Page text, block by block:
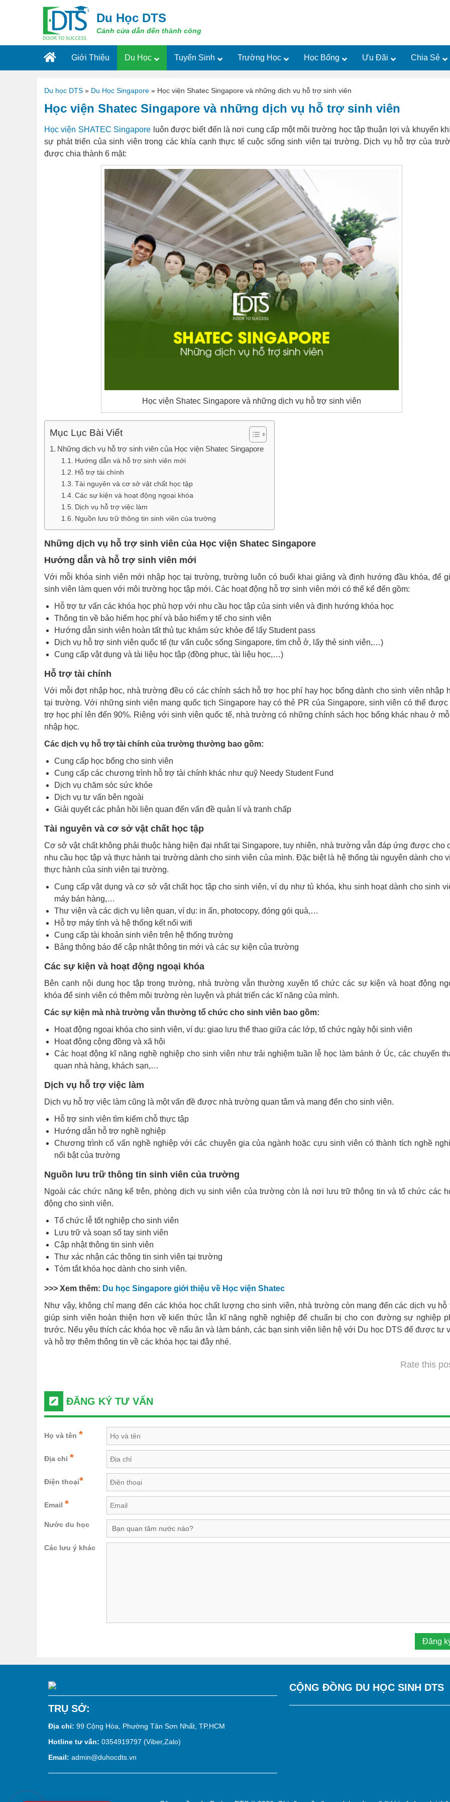
Du Học DTS
Cánh cửa dẫn đến thành công
Giới Thiệu Du Học Tuyển Sinh Trường Học Học Bổng Ưu Đãi Chia Sẻ
Du học DTS » Du Học Singapore » Học viện Shatec Singapore và những dịch vụ hỗ trợ sinh viên
Học viện Shatec Singapore và những dịch vụ hỗ trợ sinh viên
Học viện SHATEC Singapore luôn được biết đến là nơi cung cấp một môi trường học tập thuận lợi và khuyến
sự phát triển của sinh viên trong các khía cạnh thực tế cuộc sống sinh viên tại trường. Dịch vụ hỗ trợ của
được chia thành 6 mặt:
Học viện Shatec Singapore và những dịch vụ hỗ trợ sinh viên
Mục Lục Bài Viết
Những dịch vụ hỗ trợ sinh viên của Học viện Shatec Singapore
Hướng dẫn và hỗ trợ sinh viên mới
Hỗ trợ tài chính
Tài nguyên và cơ sở vật chất học tập
Các sự kiện và hoạt động ngoại khóa
Dịch vụ hỗ trợ việc làm
Nguồn lưu trữ thông tin sinh viên của trường
Những dịch vụ hỗ trợ sinh viên của Học viện Shatec Singapore
Hướng dẫn và hỗ trợ sinh viên mới
Với mỗi khóa sinh viên mới nhập học tại trường, trường luôn có buổi khai giảng và định hướng đầu khóa, để
sinh viên làm quen với môi trường học tập mới. Các hoạt động hỗ trợ sinh viên mới có thể kể đến gồm:
Hỗ trợ tư vấn các khóa học phù hợp với nhu cầu học tập của sinh viên và định hướng khóa học
Thông tin về bảo hiểm học phí và bảo hiểm y tế cho sinh viên
Hướng dẫn sinh viên hoàn tất thủ tục khám sức khỏe để lấy Student pass
Dịch vụ hỗ trợ sinh viên quốc tế (tư vấn cuộc sống Singapore, tìm chỗ ở, lấy thẻ sinh viên,…)
Cung cấp vật dụng và tài liệu học tập (đồng phục, tài liệu học,…)
Hỗ trợ tài chính
Với mỗi đợt nhập học, nhà trường đều có các chính sách hỗ trợ học phí hay học bổng dành cho sinh viên nhập
tại trường. Với những sinh viên mang quốc tịch Singapore hay có thẻ PR của Singapore, sinh viên có thể được
trợ học phí lên đến 90%. Riêng với sinh viên quốc tế, nhà trường có những chính sách học bổng khác nhau ở
nhập học.
Các dịch vụ hỗ trợ tài chính của trường thường bao gồm:
Cung cấp học bổng cho sinh viên
Cung cấp các chương trình hỗ trợ tài chính khác như quỹ Needy Student Fund
Dịch vụ chăm sóc sức khỏe
Dịch vụ tư vấn bên ngoài
Giải quyết các phản hồi liên quan đến vấn đề quản lí và tranh chấp
Tài nguyên và cơ sở vật chất học tập
Cơ sở vật chất không phải thuộc hàng hiện đại nhất tại Singapore, tuy nhiên, nhà trường vẫn đáp ứng được cho
nhu cầu học tập và thực hành tại trường dành cho sinh viên của mình. Đặc biệt là hệ thống tài nguyên dành cho
thực hành của sinh viên tại trường.
Cung cấp vật dụng và cơ sở vật chất học tập cho sinh viên, ví dụ như tủ khóa, khu sinh hoạt dành cho sinh
máy bán hàng,…
Thư viện và các dịch vụ liên quan, ví dụ: in ấn, photocopy, đóng gói quà,…
Hỗ trợ máy tính và hệ thống kết nối wifi
Cung cấp tài khoản sinh viên trên hệ thống trường
Bảng thông báo để cập nhật thông tin mới và các sự kiện của trường
Các sự kiện và hoạt động ngoại khóa
Bên cạnh nội dung học tập trong trường, nhà trường vẫn thường xuyên tổ chức các sự kiện và hoạt động
khóa để sinh viên có thêm môi trường rèn luyện và phát triển các kĩ năng của mình.
Các sự kiện mà nhà trường vẫn thường tổ chức cho sinh viên bao gồm:
Hoạt động ngoại khóa cho sinh viên, ví dụ: giao lưu thể thao giữa các lớp, tổ chức ngày hội sinh viên
Hoạt động cộng đồng và xã hội
Các hoạt động kĩ năng nghề nghiệp cho sinh viên như trải nghiệm tuần lễ học làm bánh ở Úc, các chuyến
quan nhà hàng, khách sạn,…
Dịch vụ hỗ trợ việc làm
Dịch vụ hỗ trợ việc làm cũng là một vấn đề được nhà trường quan tâm và mang đến cho sinh viên.
Hỗ trợ sinh viên tìm kiếm chỗ thực tập
Hướng dẫn hỗ trợ nghề nghiệp
Chương trình cố vấn nghề nghiệp với các chuyên gia của ngành hoặc cựu sinh viên có thành tích nghề
nổi bật của trường
Nguồn lưu trữ thông tin sinh viên của trường
Ngoài các chức năng kể trên, phòng dịch vụ sinh viên của trường còn là nơi lưu trữ thông tin và tổ chức các
động cho sinh viên.
Tổ chức lễ tốt nghiệp cho sinh viên
Lưu trữ và soạn sổ tay sinh viên
Cập nhật thông tin sinh viên
Thư xác nhận các thông tin sinh viên tại trường
Tóm tắt khóa học dành cho sinh viên.
>>> Xem thêm: Du học Singapore giới thiệu về Học viện Shatec
Như vậy, không chỉ mang đến các khóa học chất lượng cho sinh viên, nhà trường còn mang đến các dịch vụ hỗ
giúp sinh viên hoàn thiện hơn về kiến thức lẫn kĩ năng nghề nghiệp để chuẩn bị cho con đường sự nghiệp
trước. Nếu yêu thích các khóa học về nấu ăn và làm bánh, các bạn sinh viên liên hệ với Du học DTS để được tư
và hỗ trợ thêm thông tin về các khóa học tại đây nhé.
Rate this
ĐĂNG KÝ TƯ VẤN
Họ và tên *
Địa chỉ *
Điện thoại*
Email *
Nước du học
Các lưu ý khác
TRỤ SỞ:
Địa chỉ: 99 Cộng Hòa, Phường Tân Sơn Nhất, TP.HCM
Hotline tư vấn: 0354919797 (Viber,Zalo)
Email: admin@duhocdts.vn
CỘNG ĐỒNG DU HỌC SINH DTS